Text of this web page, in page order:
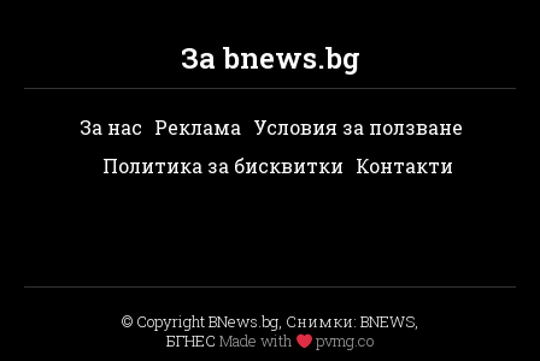
За bnews.bg
За нас Реклама Условия за ползване
Политика за бисквитки Контакти
© Copyright BNews.bg, Снимки: BNEWS,
БГНЕС Мade with pvmg.co